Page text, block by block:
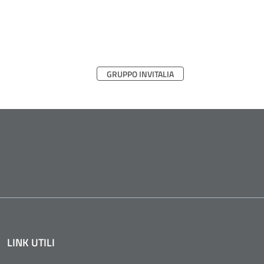
GRUPPO INVITALIA
LINK UTILI